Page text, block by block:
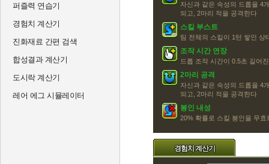
퍼즐력 연습기
경험치 계산기
진화재료 간편 검색
합성결과 계산기
도시락 계산기
레어 에그 시뮬레이터
자신과 같은 속성의 드롭을 4
되고, 2마리 적을 공격한다
스킬 부스트
팀 전체의 스킬이 1턴 쌓인 상
조작 시간 연장
드롭 조작 시간이 0.5초 길어
2마리 공격
자신과 같은 속성의 드롭을 4
되고, 2마리 적을 공격한다
봉인 내성
20% 확률로 스킬 봉인을 무효
경험치 계산기